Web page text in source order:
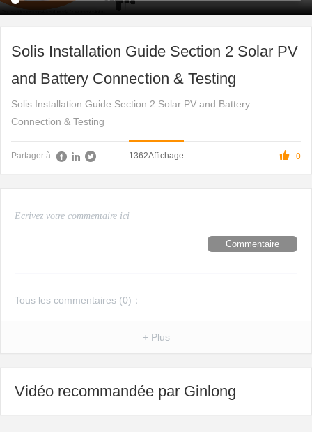
Solis Installation Guide Section 2 Solar PV
and Battery Connection & Testing
Solis Installation Guide Section 2 Solar PV and Battery
Connection & Testing
Partager à :  0
1362Affichage
Commentaire
Tous les commentaires (0)：
+ Plus
Vidéo recommandée par Ginlong